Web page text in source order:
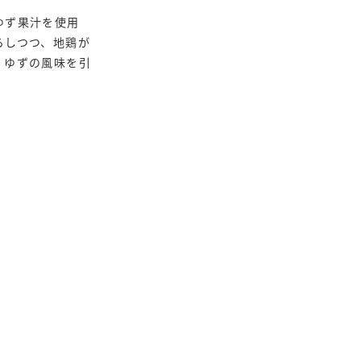
果汁を使用
しつつ、地鶏が
ずの風味を引